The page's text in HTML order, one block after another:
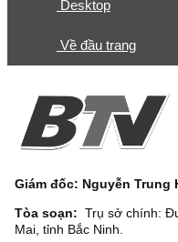
Desktop
Về đầu trang
Giám đốc: Nguyễn Trung
Tòa soạn: Trụ sở chính:
Mai, tỉnh Bắc Ninh.